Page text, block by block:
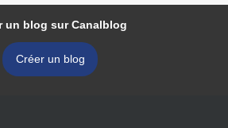
un blog sur Canalblog
Créer un blog